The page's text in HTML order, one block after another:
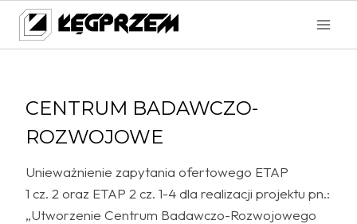
Przejdź
treści
CENTRUM BADAWCZO-
ROZWOJOWE
Unieważnienie zapytania ofertowego ETAP
1 cz. 2 oraz ETAP 2 cz. 1-4 dla realizacji projektu pn.:
„Utworzenie Centrum Badawczo-Rozwojowego